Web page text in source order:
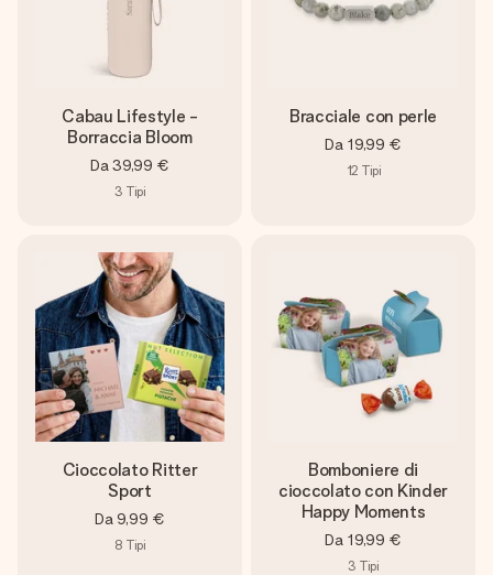
Cabau Lifestyle -
Borraccia Bloom
Da 39,99 €
3 Tipi
Bracciale con perle
Da 19,99 €
12 Tipi
Cioccolato Ritter
Sport
Da 9,99 €
8 Tipi
Bomboniere di
cioccolato con Kinder
Happy Moments
Da 19,99 €
3 Tipi